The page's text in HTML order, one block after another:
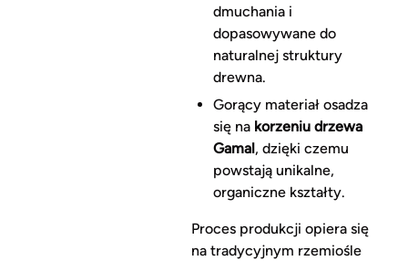
dmuchania i
dopasowywane do
naturalnej struktury
drewna.
Gorący materiał osadza
się na korzeniu drzewa
Gamal, dzięki czemu
powstają unikalne,
organiczne kształty.
Proces produkcji opiera się
na tradycyjnym rzemiośle